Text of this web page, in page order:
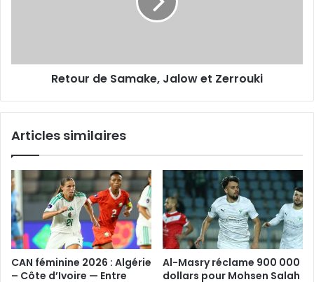
Retour de Samake, Jalow et Zerrouki
Articles similaires
CAN féminine 2026 : Algérie
– Côte d’Ivoire — Entre
Al-Masry réclame 900 000
dollars pour Mohsen Salah